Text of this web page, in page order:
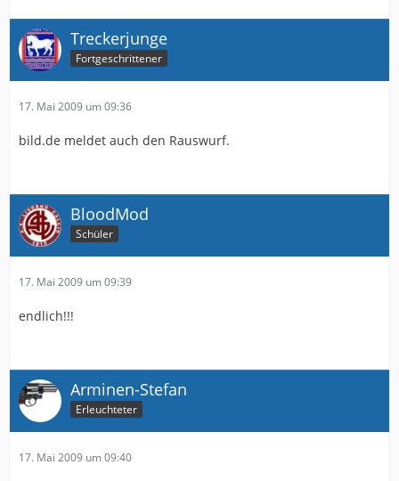
Treckerjunge
Fortgeschrittener
17. Mai 2009 um 09:36
bild.de meldet auch den Rauswurf.
BloodMod
Schüler
17. Mai 2009 um 09:39
endlich!!!
Arminen-Stefan
Erleuchteter
17. Mai 2009 um 09:40